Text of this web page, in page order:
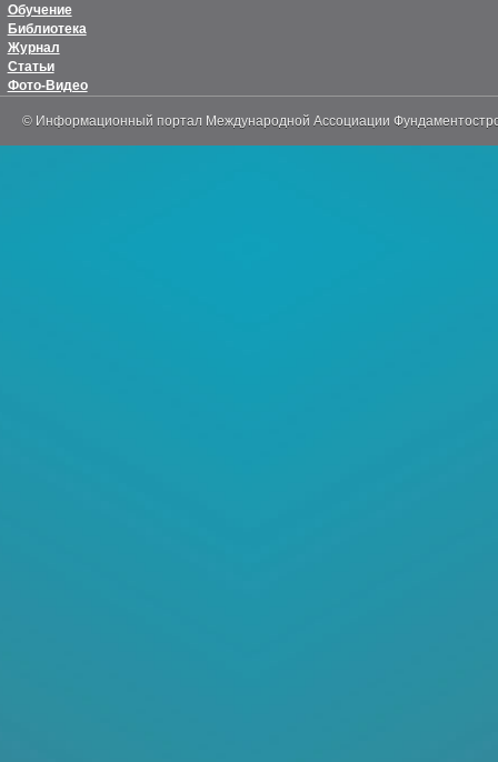
Обучение
Библиотека
Журнал
Статьи
Фото-Видео
© Информационный портал Международной Ассоциации